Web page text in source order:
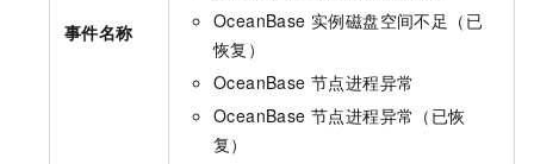
事件名称
OceanBase 实例磁盘空间不足（已
恢复）
OceanBase 节点进程异常
OceanBase 节点进程异常（已恢
复）